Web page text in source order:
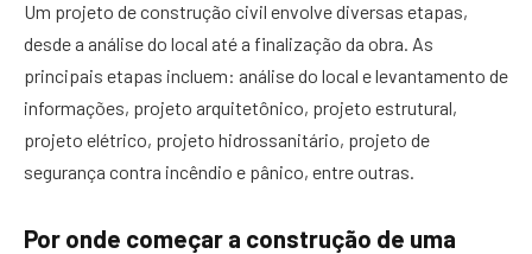
Um projeto de construção civil envolve diversas etapas,
desde a análise do local até a finalização da obra. As
principais etapas incluem: análise do local e levantamento de
informações, projeto arquitetônico, projeto estrutural,
projeto elétrico, projeto hidrossanitário, projeto de
segurança contra incêndio e pânico, entre outras.
Por onde começar a construção de uma